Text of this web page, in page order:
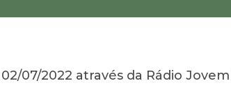
07/2022 através da Rádio